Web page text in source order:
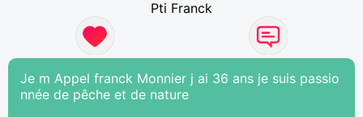
Pti Franck
Je m Appel franck Monnier j ai 36 ans je suis passio
nnée de pêche et de nature